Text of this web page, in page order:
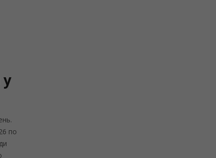
по